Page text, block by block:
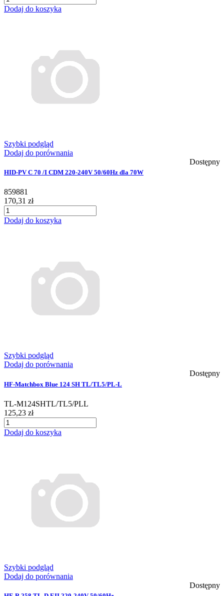
Dodaj do koszyka
Szybki podgląd
Dodaj do porównania
Dostępny
HID-PV C 70 /I CDM 220-240V 50/60Hz dla 70W
859881
170,31 zł
Dodaj do koszyka
Szybki podgląd
Dodaj do porównania
Dostępny
HF-Matchbox Blue 124 SH TL/TL5/PL-L
TL-M124SHTL/TL5/PLL
125,23 zł
Dodaj do koszyka
Szybki podgląd
Dodaj do porównania
Dostępny